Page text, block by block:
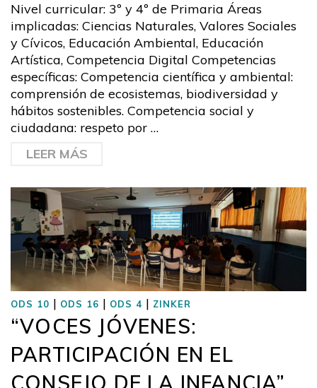
Nivel curricular: 3º y 4º de Primaria Áreas
implicadas: Ciencias Naturales, Valores Sociales
y Cívicos, Educación Ambiental, Educación
Artística, Competencia Digital Competencias
específicas: Competencia científica y ambiental:
comprensión de ecosistemas, biodiversidad y
hábitos sostenibles. Competencia social y
ciudadana: respeto por …
LEER MÁS
ODS 10 | ODS 16 | ODS 4 | ZINKER
“VOCES JÓVENES:
PARTICIPACIÓN EN EL
CONSEJO DE LA INFANCIA”